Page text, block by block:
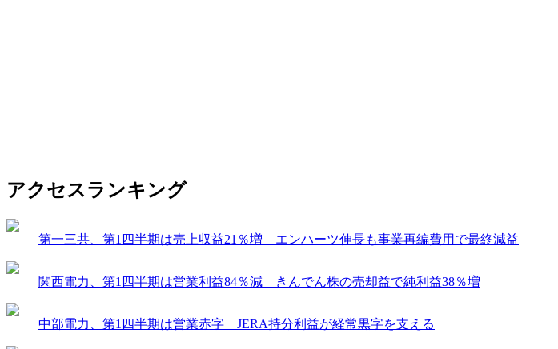
アクセスランキング
第一三共、第1四半期は売上収益21％増 エンハーツ伸長も事業再編費用で最終減益
関西電力、第1四半期は営業利益84％減 きんでん株の売却益で純利益38％増
中部電力、第1四半期は営業赤字 JERA持分利益が経常黒字を支える